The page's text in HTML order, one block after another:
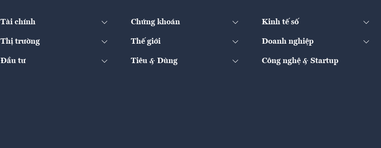
Tài chính Chứng khoán Kinh tế số
Thị trường Thế giới Doanh nghiệp
Đầu tư Tiêu & Dùng Công nghệ & Startup